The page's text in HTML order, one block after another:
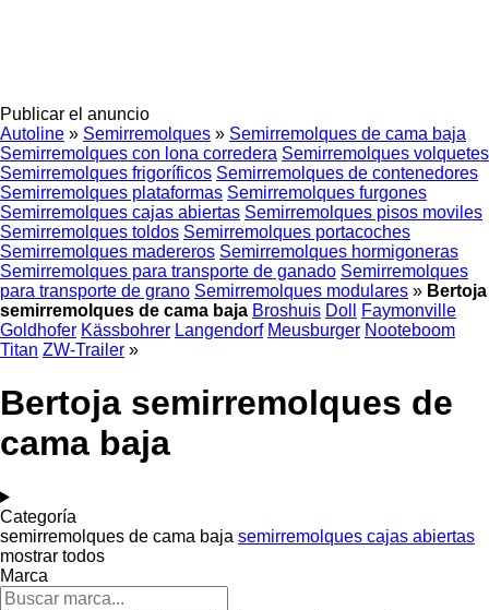
Publicar el anuncio
Autoline » Semirremolques » Semirremolques de cama baja
Semirremolques con lona corredera Semirremolques volquetes
Semirremolques frigoríficos Semirremolques de contenedores
Semirremolques plataformas Semirremolques furgones
Semirremolques cajas abiertas Semirremolques pisos moviles
Semirremolques toldos Semirremolques portacoches
Semirremolques madereros Semirremolques hormigoneras
Semirremolques para transporte de ganado Semirremolques
para transporte de grano Semirremolques modulares » Bertoja
semirremolques de cama baja Broshuis Doll
Faymonville
Goldhofer Kässbohrer Langendorf Meusburger Nooteboom
Titan ZW-Trailer »
Bertoja semirremolques de
cama baja
Categoría
semirremolques de cama baja semirremolques cajas abiertas
mostrar todos
Marca